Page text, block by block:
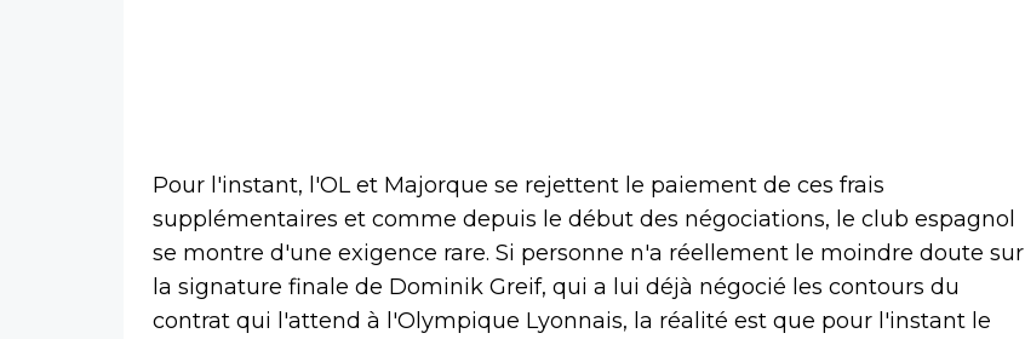
Pour l'instant, l'OL et Majorque se rejettent le paiement de ces frais
supplémentaires et comme depuis le début des négociations, le club espagnol
se montre d'une exigence rare. Si personne n'a réellement le moindre doute sur
la signature finale de Dominik Greif, qui a lui déjà négocié les contours du
contrat qui l'attend à l'Olympique Lyonnais, la réalité est que pour l'instant le